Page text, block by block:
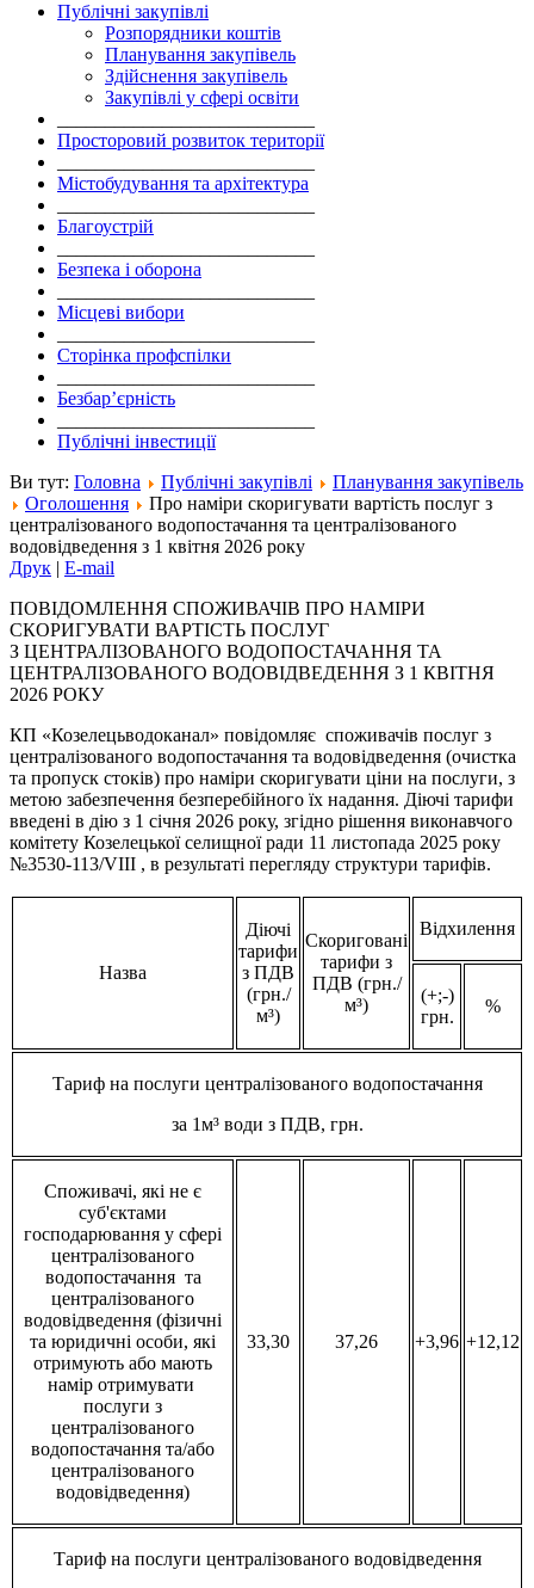
Публічні закупівлі
Розпорядники коштів
Планування закупівель
Здійснення закупівель
Закупівлі у сфері освіти
Просторовий розвиток території
Містобудування та архітектура
Благоустрій
Безпека і оборона
Місцеві вибори
Сторінка профспілки
Безбар’єрність
Публічні інвестиції
Ви тут: Головна Публічні закупівлі
Планування закупівель
Оголошення
Про наміри скоригувати вартість послуг з
централізованого водопостачання та централізованого
водовідведення з 1 квітня 2026 року
Друк | E-mail
ПОВІДОМЛЕННЯ СПОЖИВАЧІВ ПРО НАМІРИ
СКОРИГУВАТИ ВАРТІСТЬ ПОСЛУГ
З ЦЕНТРАЛІЗОВАНОГО ВОДОПОСТАЧАННЯ ТА
ЦЕНТРАЛІЗОВАНОГО ВОДОВІДВЕДЕННЯ З 1 КВІТНЯ
2026 РОКУ
КП «Козелецьводоканал» повідомляє споживачів послуг з
централізованого водопостачання та водовідведення (очистка
та пропуск стоків) про наміри скоригувати ціни на послуги, з
метою забезпечення безперебійного їх надання. Діючі тарифи
введені в дію з 1 січня 2026 року, згідно рішення виконавчого
комітету Козелецької селищної ради 11 листопада 2025 року
№3530-113/VIII , в результаті перегляду структури тарифів.
Назва
Діючі
тарифи
з ПДВ
(грн./
м³)
Скориговані
тарифи з
ПДВ (грн./
м³)
Відхилення
(+;-)
грн.
%
Тариф на послуги централізованого водопостачання
за 1м³ води з ПДВ, грн.
Споживачі, які не є
суб'єктами
господарювання у сфері
централізованого
водопостачання та
централізованого
водовідведення (фізичні
та юридичні особи, які
отримують або мають
намір отримувати
послуги з
централізованого
водопостачання та/або
централізованого
водовідведення)
33,30 37,26 +3,96 +12,12
Тариф на послуги централізованого водовідведення